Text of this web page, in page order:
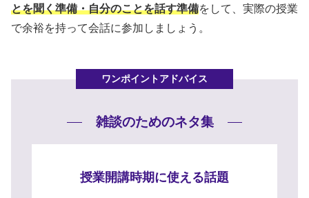
とを聞く準備・自分のことを話す準備をして、実際の授業
で余裕を持って会話に参加しましょう。
雑談のためのネタ集
授業開講時期に使える話題